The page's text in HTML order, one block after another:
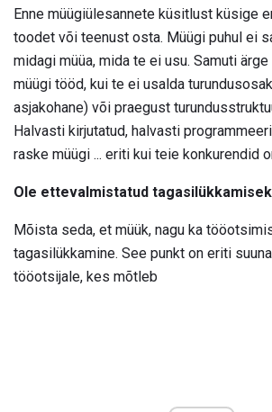
Enne müügiülesannete küsitlust küsige
toodet või teenust osta. Müügi puhul ei
midagi müüa, mida te ei usu. Samuti
müügi tööd, kui te ei usalda
asjakohane) või praegust
Halvasti kirjutatud, halvasti
raske müügi ... eriti kui teie konkurendid
Ole ettevalmistatud
Mõista seda, et müük, nagu ka
tagasilükkamine. See punkt on eriti
tööotsijale, kes mõtleb